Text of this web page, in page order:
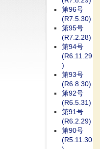
第96号
(R7.5.30)
第95号
(R7.2.28)
第94号
(R6.11.29
)
第93号
(R6.8.30)
第92号
(R6.5.31)
第91号
(R6.2.29)
第90号
(R5.11.30